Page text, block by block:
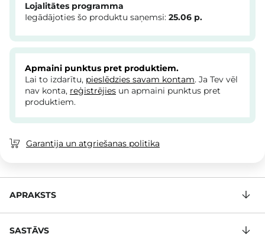
Lojalitātes programma
Iegādājoties šo produktu saņemsi: 25.06 p.
Apmaini punktus pret produktiem.
Lai to izdarītu, pieslēdzies savam kontam. Ja Tev vēl
nav konta, reģistrējies un apmaini punktus pret
produktiem.
Garantija un atgriešanas politika
APRAKSTS
SASTĀVS